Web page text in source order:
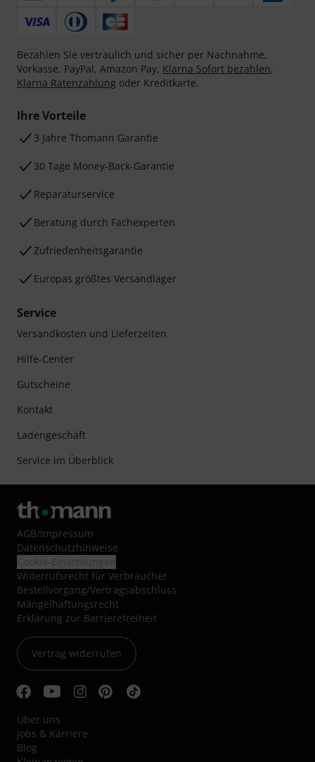
Bezahlen Sie vertraulich und sicher per Nachnahme,
Vorkasse, PayPal, Amazon Pay, Klarna Sofort bezahlen,
Klarna Ratenzahlung oder Kreditkarte.
Ihre Vorteile
3 Jahre Thomann Garantie
30 Tage Money-Back-Garantie
Reparaturservice
Beratung durch Fachexperten
Zufriedenheitsgarantie
Europas größtes Versandlager
Service
Versandkosten und Lieferzeiten
Hilfe-Center
Gutscheine
Kontakt
Ladengeschäft
Service im Überblick
AGB/Impressum
Datenschutzhinweise
Widerrufsrecht für Verbraucher
Bestellvorgang/Vertragsabschluss
Mängelhaftungsrecht
Erklärung zur Barrierefreiheit
Vertrag widerrufen
Über uns
Jobs & Karriere
Blog